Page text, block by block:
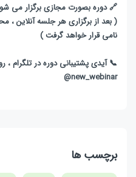
🔗 دوره بصورت مجازی برگزار می
( بعد از برگزاری هر جلسه آنلاین ،
نامی قرار خواهد گرفت )
📞 آیدی پشتیبانی دوره در تلگرام ،
new_webinar@
برچسب ها